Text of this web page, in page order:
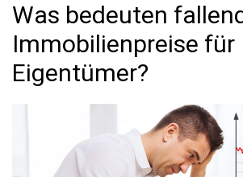
Was bedeuten
Immobilienpreise für
Eigentümer?